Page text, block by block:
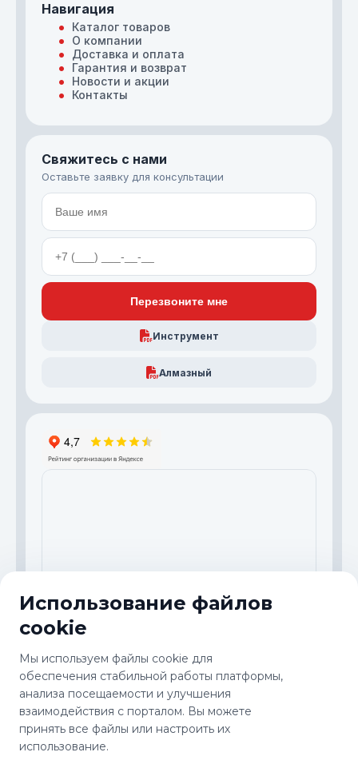
Использование файлов
cookie
Мы используем файлы cookie для
обеспечения стабильной работы платформы,
анализа посещаемости и улучшения
взаимодействия с порталом. Вы можете
принять все файлы или настроить их
использование.
Навигация
Каталог товаров
О компании
Доставка и оплата
Гарантия и возврат
Новости и акции
Контакты
Свяжитесь с нами
Оставьте заявку для консультации
Перезвоните мне
Инструмент
Алмазный
© 2000-2026 ООО "ТГ-ИНСТРУМЕНТ". Все права
Обработка данных
Пользовательское соглашение
Товар представлен на сайте TorgWin фотоматериалами,
фотообразцами, текстовыми, схематическими и